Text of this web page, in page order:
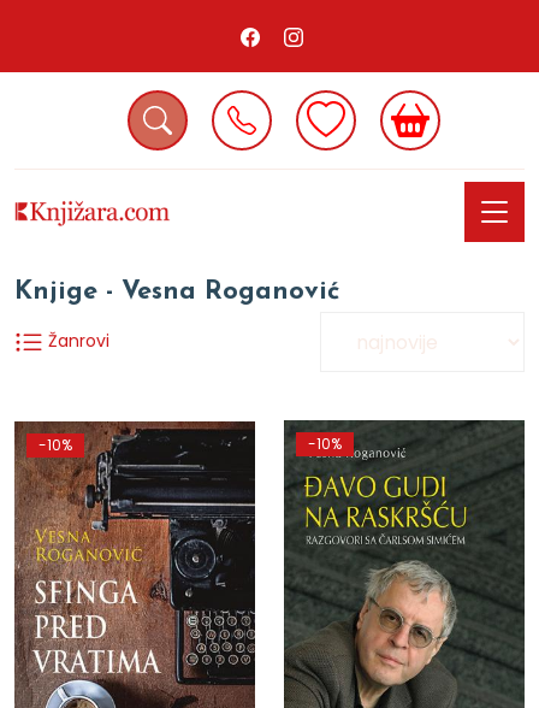
Knjige - Vesna Roganović
Žanrovi
-10% -10%